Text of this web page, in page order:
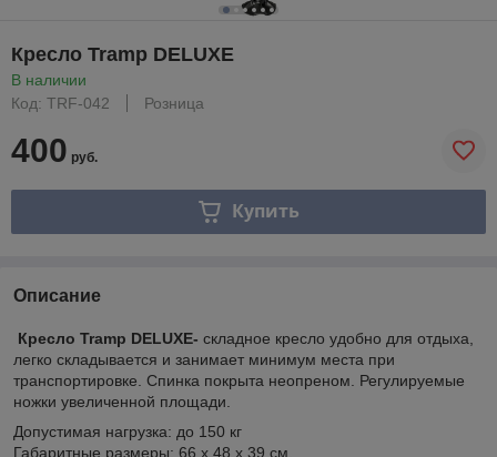
Кресло Tramp DELUXE
В наличии
Код: TRF-042
Розница
400 руб.
Купить
Описание
Кресло Tramp DELUXE- складное кресло удобно для отдыха,
легко складывается и занимает минимум места при
транспортировке. Спинка покрыта неопреном. Регулируемые
ножки увеличенной площади.
Допустимая нагрузка: до 150 кг
Габаритные размеры: 66 х 48 х 39 см.